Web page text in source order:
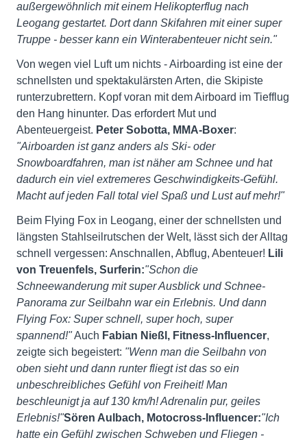
außergewöhnlich mit einem Helikopterflug nach
Leogang gestartet. Dort dann Skifahren mit einer super
Truppe - besser kann ein Winterabenteuer nicht sein."
Von wegen viel Luft um nichts - Airboarding ist eine der
schnellsten und spektakulärsten Arten, die Skipiste
runterzubrettern. Kopf voran mit dem Airboard im Tiefflug
den Hang hinunter. Das erfordert Mut und
Abenteuergeist. Peter Sobotta, MMA-Boxer:
"Airboarden ist ganz anders als Ski- oder
Snowboardfahren, man ist näher am Schnee und hat
dadurch ein viel extremeres Geschwindigkeits-Gefühl.
Macht auf jeden Fall total viel Spaß und Lust auf mehr!"
Beim Flying Fox in Leogang, einer der schnellsten und
längsten Stahlseilrutschen der Welt, lässt sich der Alltag
schnell vergessen: Anschnallen, Abflug, Abenteuer! Lili
von Treuenfels, Surferin:"Schon die
Schneewanderung mit super Ausblick und Schnee-
Panorama zur Seilbahn war ein Erlebnis. Und dann
Flying Fox: Super schnell, super hoch, super
spannend!"Auch Fabian Nießl, Fitness-Influencer,
zeigte sich begeistert: "Wenn man die Seilbahn von
oben sieht und dann runter fliegt ist das so ein
unbeschreibliches Gefühl von Freiheit! Man
beschleunigt ja auf 130 km/h! Adrenalin pur, geiles
Erlebnis!"Sören Aulbach, Motocross-Influencer:"Ich
hatte ein Gefühl zwischen Schweben und Fliegen -